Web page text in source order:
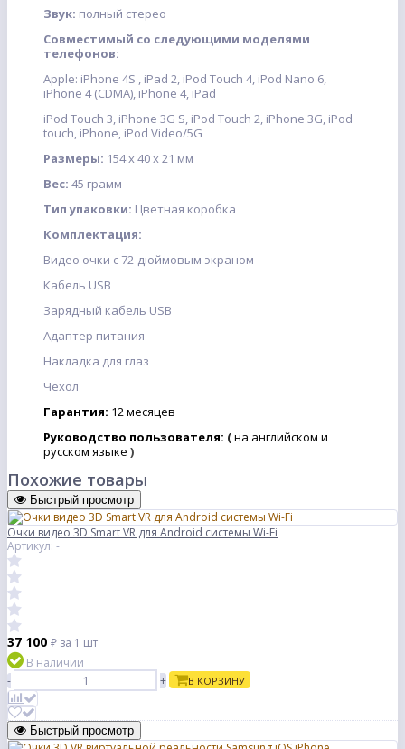
Звук: полный стерео
Совместимый со следующими моделями
телефонов:
Apple: iPhone 4S , iPad 2, iPod Touch 4, iPod Nano 6,
iPhone 4 (CDMA), iPhone 4, iPad
iPod Touch 3, iPhone 3G S, iPod Touch 2, iPhone 3G, iPod
touch, iPhone, iPod Video/5G
Размеры: 154 x 40 x 21 мм
Вес: 45 грамм
Тип упаковки: Цветная коробка
Комплектация:
Видео очки с 72-дюймовым экраном
Кабель USB
Зарядный кабель USB
Адаптер питания
Накладка для глаз
Чехол
Гарантия: 12 месяцев
Руководство пользователя: (на английском и
русском языке )
Похожие товары
Быстрый просмотр
Очки видео 3D Smart VR для Android системы Wi-Fi
Артикул: -
37 100 ₽ за 1 шт
В наличии
-
+ В КОРЗИНУ
Быстрый просмотр